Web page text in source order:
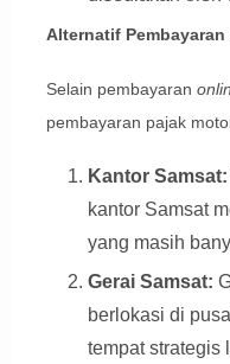
Alternatif
Selain pembayaran
pembayaran pajak
Kantor Samsat:
kantor Samsat
yang masih
Gerai Samsat:
berlokasi di
tempat strategis